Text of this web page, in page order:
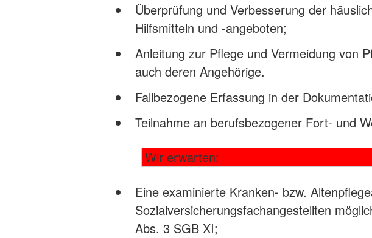
Überprüfung und Verbesserung der
Hilfsmitteln und -angeboten;
Anleitung zur Pflege und Vermeidung von
auch deren Angehörige.
Fallbezogene Erfassung in der
Teilnahme an berufsbezogener Fort- und
Wir erwarten:
Eine examinierte Kranken- bzw.
Sozialversicherungsfachangestellten
Abs. 3 SGB XI;